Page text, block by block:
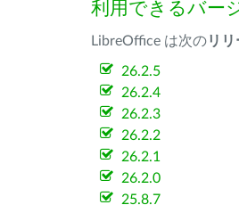
利用できるバー
LibreOffice は次のリ
26.2.5
26.2.4
26.2.3
26.2.2
26.2.1
26.2.0
25.8.7